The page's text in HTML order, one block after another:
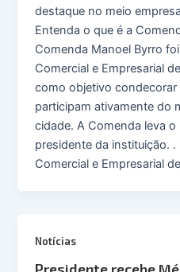
destaque no meio
Entenda o que é a
Comenda Manoel Byrro
Comercial e Empresarial
como objetivo
participam ativamente do
cidade. A Comenda leva
presidente da instituição.
Comercial e Empresarial
Notícias
Presidente recebe